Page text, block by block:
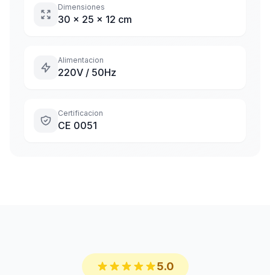
Dimensiones
30 x 25 x 12 cm
Alimentacion
220V / 50Hz
Certificacion
CE 0051
5.0